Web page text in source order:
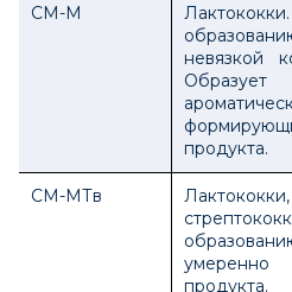
СМ-М
невязкой
продукта.
СМ-МТв
умеренно